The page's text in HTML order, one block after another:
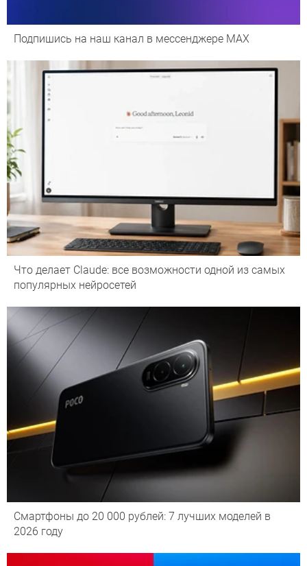
Подпишись на наш канал в мессенджере МАХ
Что делает Сlaude: все возможности одной из самых
популярных нейросетей
Смартфоны до 20 000 рублей: 7 лучших моделей в
2026 году